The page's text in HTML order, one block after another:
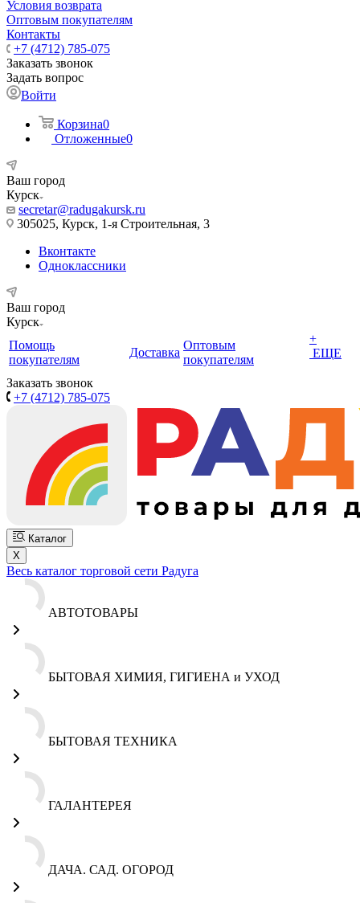
Условия возврата
Оптовым покупателям
Контакты
+7 (4712) 785-075
Заказать звонок
Задать вопрос
Войти
Корзина0
Отложенные0
Ваш город
Курск
secretar@radugakursk.ru
305025, Курск, 1-я Строительная, 3
Вконтакте
Одноклассники
Ваш город
Курск
Помощь
покупателям
Доставка
Оптовым
покупателям
+
ЕЩЕ
Заказать звонок
+7 (4712) 785-075
Каталог
X
Весь каталог торговой сети Радуга
АВТОТОВАРЫ
БЫТОВАЯ ХИМИЯ, ГИГИЕНА и УХОД
БЫТОВАЯ ТЕХНИКА
ГАЛАНТЕРЕЯ
ДАЧА. САД. ОГОРОД